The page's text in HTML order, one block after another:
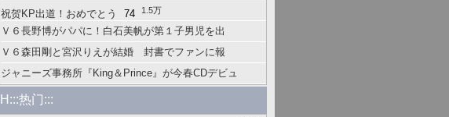
祝贺KP出道！おめでとう 74 1.5万
Ｖ６長野博がパパに！白石美帆が第１子男児を出
産 21 1.2万
Ｖ６森田剛と宮沢りえが結婚 封書でファンに報
告 75 1.8万
ジャニーズ事務所『King＆Prince』が今春CDデビュ
ー 196 3.1万
H:::热门:::